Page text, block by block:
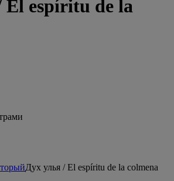
El espíritu de la
Дух улья / El espíritu de la colmena